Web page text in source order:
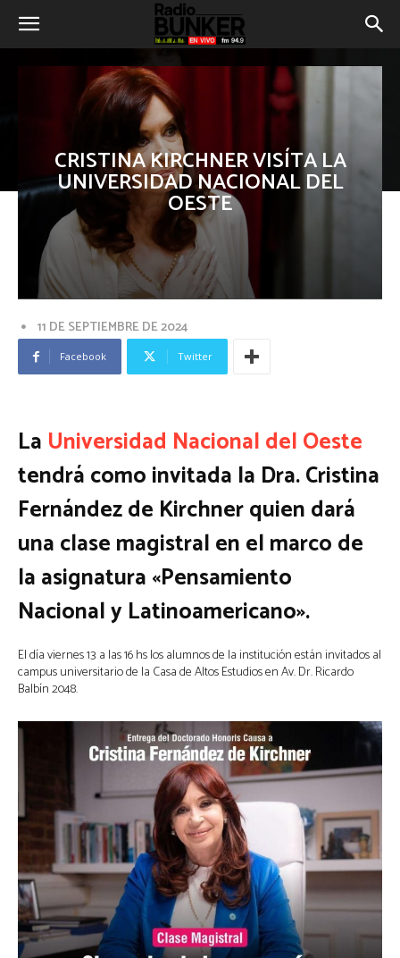
CRISTINA KIRCHNER VISÍTA LA
UNIVERSIDAD NACIONAL DEL
OESTE
11 DE SEPTIEMBRE DE 2024
Facebook Twitter
La Universidad Nacional del Oeste
tendrá como invitada la Dra. Cristina
Fernández de Kirchner quien dará
una clase magistral en el marco de
la asignatura «Pensamiento
Nacional y Latinoamericano».
El día viernes 13 a las 16 hs los alumnos de la institución están invitados al
campus universitario de la Casa de Altos Estudios en Av. Dr. Ricardo
Balbín 2048.